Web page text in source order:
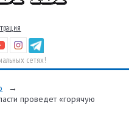
сетях!
→
проведет «горячую